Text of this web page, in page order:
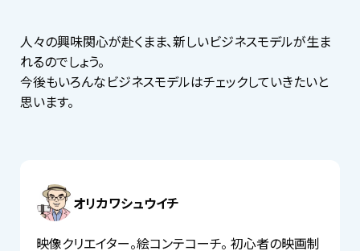
人々の興味関心が赴くまま、新しいビジネスモデルが生ま
れるのでしょう。
今後もいろんなビジネスモデルはチェックしていきたいと
思います。
オリカワシュウイチ
映像クリエイター。絵コンテコーチ。 初心者の映画制